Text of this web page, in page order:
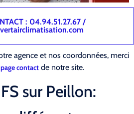
: 04.94.51.27.67 /
agence et nos coordonnées, merci
page contact de notre site.
sur Peillon: